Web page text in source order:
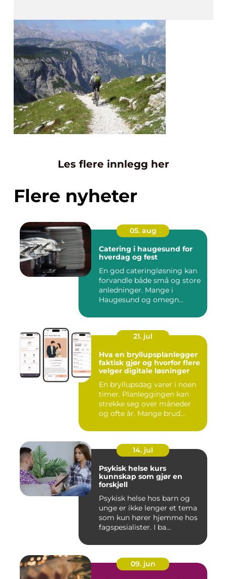
Les flere innlegg her
Flere nyheter
05. aug
Catering i haugesund for
hverdag og fest
En god cateringløsning kan
forvandle både små og store
anledninger. Mange i
Haugesund og omegn
21. jul
Hva en bryllupsplanlegger
faktisk gjør og hvorfor flere
velger digitale løsninger
En bryllupsdag varer i noen
timer. Planleggingen kan
strekke seg over måneder
og ofte år. Mange brud...
14. jul
Psykisk helse kurs
kunnskap som gjør en
forskjell
Psykisk helse hos barn og
unge er ikke lenger et tema
som kun hører hjemme hos
fagspesialister. I ba...
09. jun